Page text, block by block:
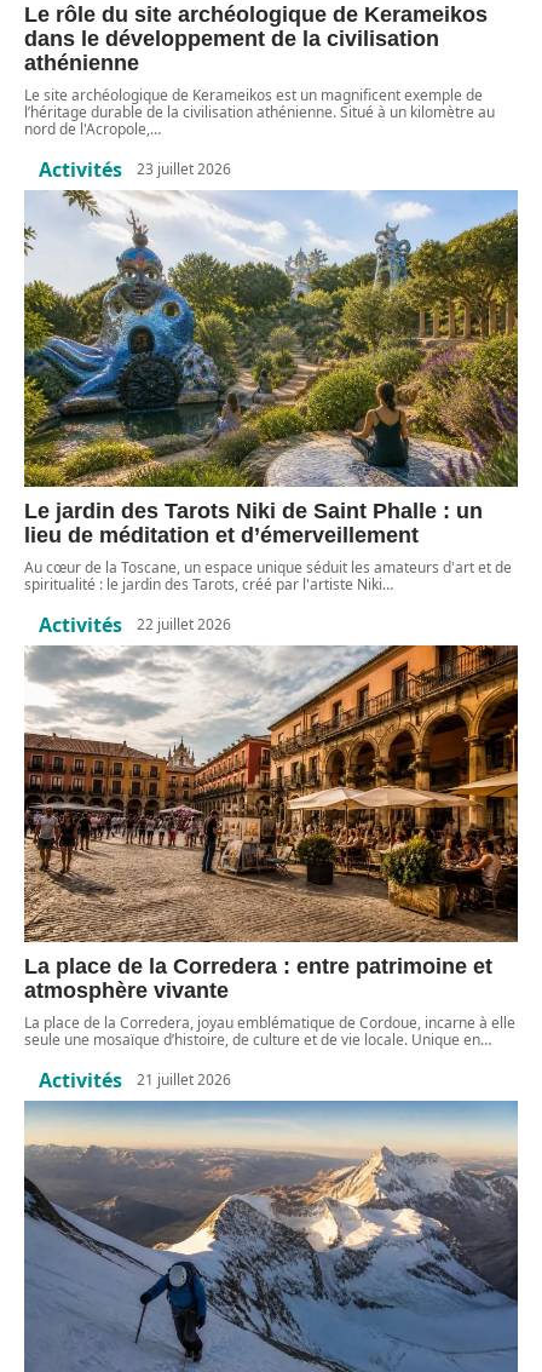
Le rôle du site archéologique de Kerameikos
dans le développement de la civilisation
athénienne
Le site archéologique de Kerameikos est un magnificent exemple de
l’héritage durable de la civilisation athénienne. Situé à un kilomètre au
nord de l'Acropole,…
Activités 23 juillet 2026
Le jardin des Tarots Niki de Saint Phalle : un
lieu de méditation et d’émerveillement
Au cœur de la Toscane, un espace unique séduit les amateurs d'art et de
spiritualité : le jardin des Tarots, créé par l'artiste Niki…
Activités 22 juillet 2026
La place de la Corredera : entre patrimoine et
atmosphère vivante
La place de la Corredera, joyau emblématique de Cordoue, incarne à elle
seule une mosaïque d’histoire, de culture et de vie locale. Unique en…
Activités 21 juillet 2026